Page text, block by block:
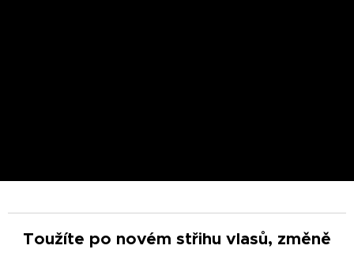
Toužíte po novém střihu vlasů, změně